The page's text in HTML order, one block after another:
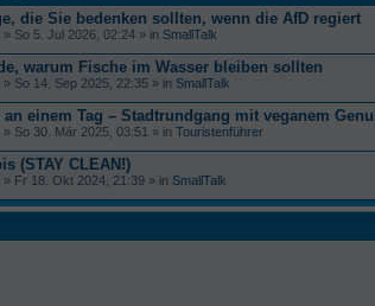
die Sie bedenken sollten, wenn die AfD regiert
» So 5. Jul 2026, 02:24 » in SmallTalk
warum Fische im Wasser bleiben sollten
» So 14. Sep 2025, 22:35 » in SmallTalk
an einem Tag – Stadtrundgang mit veganem
» So 30. Mär 2025, 03:51 » in Touristenführer
(STAY CLEAN!)
» Fr 18. Okt 2024, 21:39 » in SmallTalk